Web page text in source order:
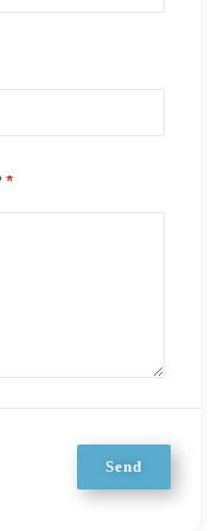
Send